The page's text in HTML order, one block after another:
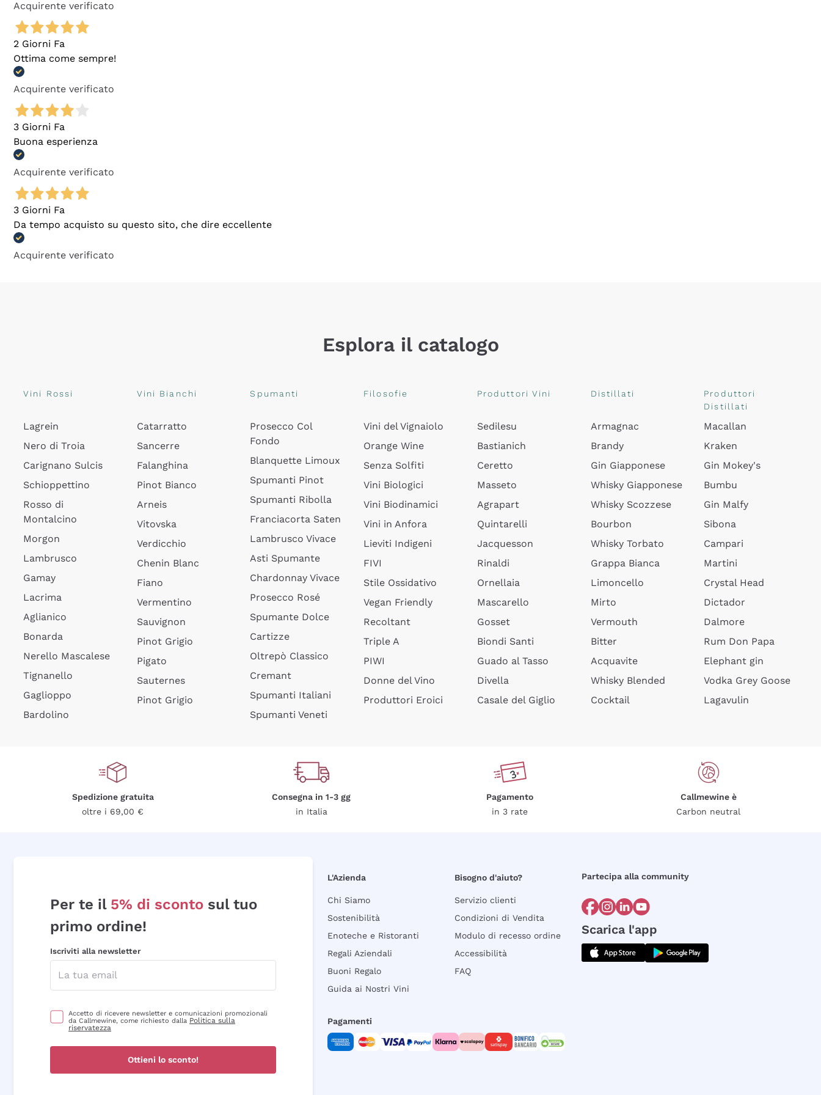
Acquirente verificato
2 Giorni Fa
Ottima come sempre!
Acquirente verificato
3 Giorni Fa
Buona esperienza
Acquirente verificato
3 Giorni Fa
Da tempo acquisto su questo sito, che dire eccellente
Acquirente verificato
Esplora il catalogo
Vini Rossi
Lagrein
Nero di Troia
Carignano Sulcis
Schioppettino
Rosso di
Montalcino
Morgon
Lambrusco
Gamay
Lacrima
Aglianico
Bonarda
Nerello Mascalese
Tignanello
Gaglioppo
Bardolino
Vini Bianchi
Catarratto
Sancerre
Falanghina
Pinot Bianco
Arneis
Vitovska
Verdicchio
Chenin Blanc
Fiano
Vermentino
Sauvignon
Pinot Grigio
Pigato
Sauternes
Pinot Grigio
Spumanti
Prosecco Col
Fondo
Blanquette Limoux
Spumanti Pinot
Spumanti Ribolla
Franciacorta Saten
Lambrusco Vivace
Asti Spumante
Chardonnay Vivace
Prosecco Rosé
Spumante Dolce
Cartizze
Oltrepò Classico
Cremant
Spumanti Italiani
Spumanti Veneti
Filosofie
Vini del Vignaiolo
Orange Wine
Senza Solfiti
Vini Biologici
Vini Biodinamici
Vini in Anfora
Lieviti Indigeni
FIVI
Stile Ossidativo
Vegan Friendly
Recoltant
Triple A
PIWI
Donne del Vino
Produttori Eroici
Produttori Vini
Sedilesu
Bastianich
Ceretto
Masseto
Agrapart
Quintarelli
Jacquesson
Rinaldi
Ornellaia
Mascarello
Gosset
Biondi Santi
Guado al Tasso
Divella
Casale del Giglio
Distillati
Armagnac
Brandy
Gin Giapponese
Whisky Giapponese
Whisky Scozzese
Bourbon
Whisky Torbato
Grappa Bianca
Limoncello
Mirto
Vermouth
Bitter
Acquavite
Whisky Blended
Cocktail
Produttori
Distillati
Macallan
Kraken
Gin Mokey's
Bumbu
Gin Malfy
Sibona
Campari
Martini
Crystal Head
Dictador
Dalmore
Rum Don Papa
Elephant gin
Vodka Grey Goose
Lagavulin
Spedizione gratuita
oltre i 69,00 €
Consegna in 1-3 gg
in Italia
Pagamento
in 3 rate
Callmewine è
Carbon neutral
Per te il 5% di sconto sul tuo
primo ordine!
Iscriviti alla newsletter
Accetto di ricevere newsletter e comunicazioni promozionali
da Callmewine, come richiesto dalla Politica sulla
riservatezza
Ottieni lo sconto!
L'Azienda
Chi Siamo
Sostenibilità
Enoteche e Ristoranti
Regali Aziendali
Buoni Regalo
Guida ai Nostri Vini
Bisogno d'aiuto?
Servizio clienti
Condizioni di Vendita
Modulo di recesso ordine
Accessibilità
FAQ
Partecipa alla community
Scarica l'app
Pagamenti